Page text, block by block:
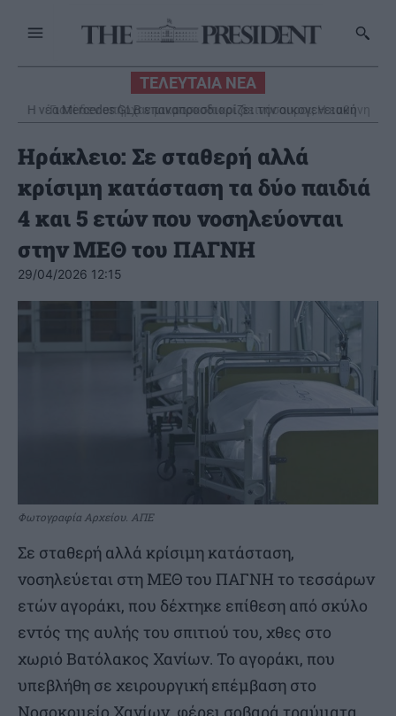
ΤΕΛΕΥΤΑΙΑ ΝΕΑ
Γιατί δεν υπήρχαν μικροσκοπικοί δεινόσαυροι; Η ευθύνη
βαραίνει τα θηλαστικά
Ηράκλειο: Σε σταθερή αλλά
κρίσιμη κατάσταση τα δύο παιδιά
4 και 5 ετών που νοσηλεύονται
στην ΜΕΘ του ΠΑΓΝΗ
29/04/2026 12:15
Φωτογραφία Αρχείου. ΑΠΕ
Σε σταθερή αλλά κρίσιμη κατάσταση,
νοσηλεύεται στη ΜΕΘ του ΠΑΓΝΗ το τεσσάρων
ετών αγοράκι, που δέχτηκε επίθεση από σκύλο
εντός της αυλής του σπιτιού του, χθες στο
χωριό Βατόλακος Χανίων. Το αγοράκι, που
υπεβλήθη σε χειρουργική επέμβαση στο
Νοσοκομείο Χανίων, φέρει σοβαρά τραύματα